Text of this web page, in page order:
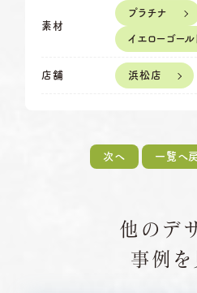
ブログ・新着情報
素材
プラチナ
イエローゴール
店舗 浜松店
次へ 一覧へ
他のデ
事例を
営業時間 10:00〜
定休日
火曜日・水曜
※祝日の場合